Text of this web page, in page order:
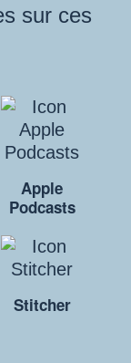
sur ces
Apple
Podcasts
Stitcher